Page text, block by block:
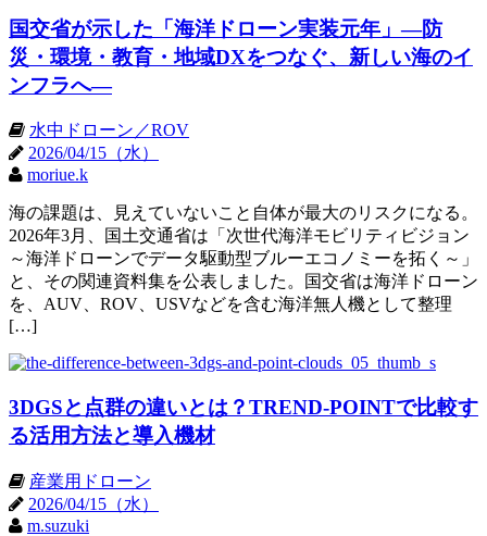
国交省が示した「海洋ドローン実装元年」―防
災・環境・教育・地域DXをつなぐ、新しい海のイ
ンフラへ―
水中ドローン／ROV
2026/04/15（水）
moriue.k
海の課題は、見えていないこと自体が最大のリスクになる。
2026年3月、国土交通省は「次世代海洋モビリティビジョン
～海洋ドローンでデータ駆動型ブルーエコノミーを拓く～」
と、その関連資料集を公表しました。国交省は海洋ドローン
を、AUV、ROV、USVなどを含む海洋無人機として整理
[…]
3DGSと点群の違いとは？TREND-POINTで比較す
る活用方法と導入機材
産業用ドローン
2026/04/15（水）
m.suzuki